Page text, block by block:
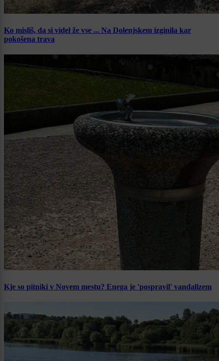
Ko misliš, da si videl že vse ... Na Dolenjskem izginila kar
pokošena trava
Kje so pitniki v Novem mestu? Enega je 'pospravil' vandalizem